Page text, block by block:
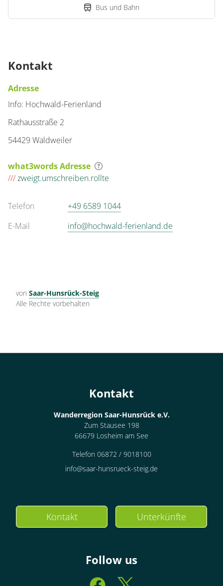
Bus und Bahn
Kontakt
Adresse
Info: Hochwald-Ferienland
Rathausstraße 2
54429 Waldweiler
what3words Adresse
///zweigt.umschreiben.rollte
Telefon
+49 6589 1044
E-Mail
info@hochwald-ferienland.de
von Saar-Hunsrück-Steig
Alle Rechte vorbehalten
Kontakt
Wanderregion Saar-Hunsrück e.V.
Zum Stausee 198
66679 Losheim am See
Telefon 06872 / 9018100
info@saar-hunsrueck-steig.de
Kontakt Unterkünfte
Follow us